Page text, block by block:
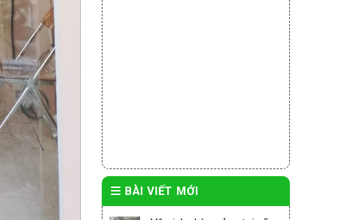
BÀI VIẾT MỚI